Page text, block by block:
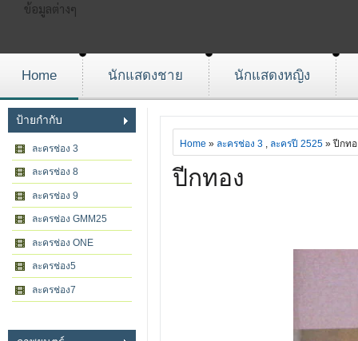
ข้อมูลต่างๆ
Home นักแสดงชาย นักแสดงหญิง
ป้ายกำกับ
ละครช่อง 3
ละครช่อง 8
ละครช่อง 9
ละครช่อง GMM25
ละครช่อง ONE
ละครช่อง5
ละครช่อง7
Home » ละครช่อง 3 , ละครปี 2525 » ปีกทอ
ปีกทอง